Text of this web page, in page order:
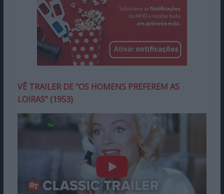
VÊ TRAILER DE “OS HOMENS PREFEREM AS
LOIRAS” (1953)